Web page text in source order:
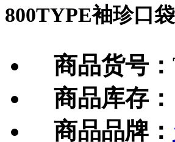
800TYPE袖珍口
商品货号：
商品库存：
商品品牌：